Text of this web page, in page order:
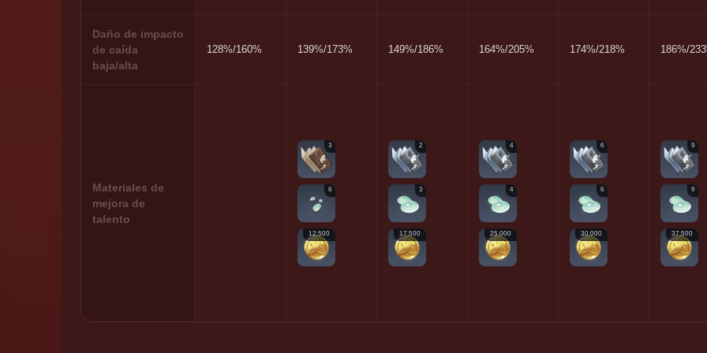
Daño de impacto
de caída
baja/alta
128%/160% 139%/173% 149%/186% 164%/205% 174%/218% 186%/
Materiales de
mejora de
talento
3
6
12.500
2
3
17.500
4
4
25.000
6
6
30.000
9
9
37.500